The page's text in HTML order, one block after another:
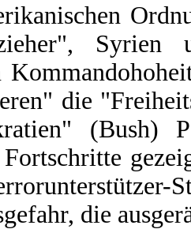
die
(Bush)
die